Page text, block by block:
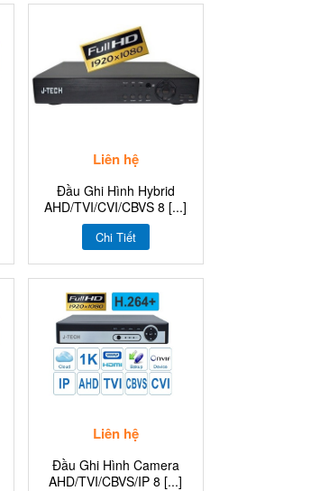
Liên hệ
Đầu Ghi Hình Hybrid
AHD/TVI/CVI/CBVS 8 [...]
Chi Tiết
Liên hệ
Đầu Ghi Hình Camera
AHD/TVI/CBVS/IP 8 [...]